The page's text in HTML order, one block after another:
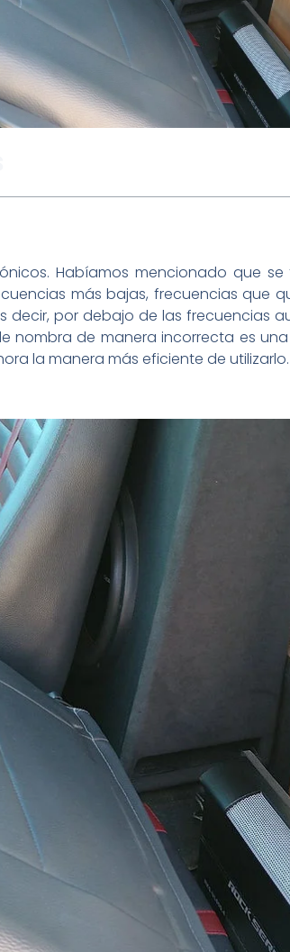
Habíamos mencionado que
más bajas, frecuencias que
decir, por debajo de las frecuencias
nombra de manera incorrecta es
la manera más eficiente de utilizarlo.